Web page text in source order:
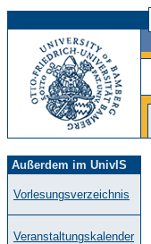
Außerdem im UnivIS
Vorlesungsverzeichnis
Veranstaltungskalender